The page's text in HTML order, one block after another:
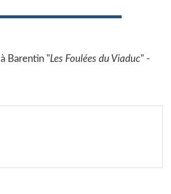
à Barentin "Les Foulées du Viaduc" -